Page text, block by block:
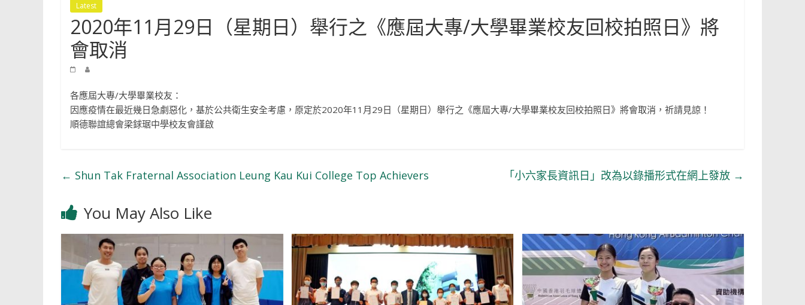
Latest
2020年11月29日（星期日）舉行之《應屆大專/大學畢業校友回校拍照日》將
會取消
各應屆大專/大學畢業校友：
因應疫情在最近幾日急劇惡化，基於公共衛生安全考慮，原定於2020年11月29日（星期日）舉行之《應屆大專/大學畢業校友回校拍照日》將會取消，祈請見諒！
順德聯誼總會梁銶琚中學校友會謹啟
← Shun Tak Fraternal Association Leung Kau Kui College Top Achievers 「小六家長資訊日」改為以錄播形式在網上發放 →
You May Also Like